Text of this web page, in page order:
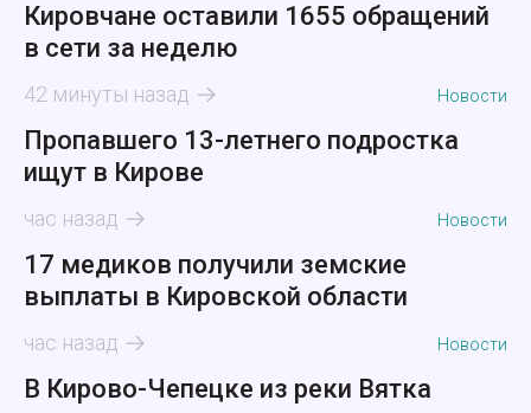
Кировчане оставили 1655 обращений
в сети за неделю
42 минуты назад Новости
Пропавшего 13-летнего подростка
ищут в Кирове
час назад Новости
17 медиков получили земские
выплаты в Кировской области
час назад Новости
В Кирово-Чепецке из реки Вятка